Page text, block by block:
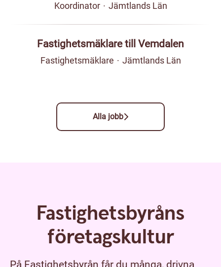
Koordinator · Jämtlands Län
Fastighetsmäklare till Vemdalen
Fastighetsmäklare · Jämtlands Län
Alla jobb
Fastighetsbyråns
företagskultur
På Fastighetsbyrån får du många, drivna